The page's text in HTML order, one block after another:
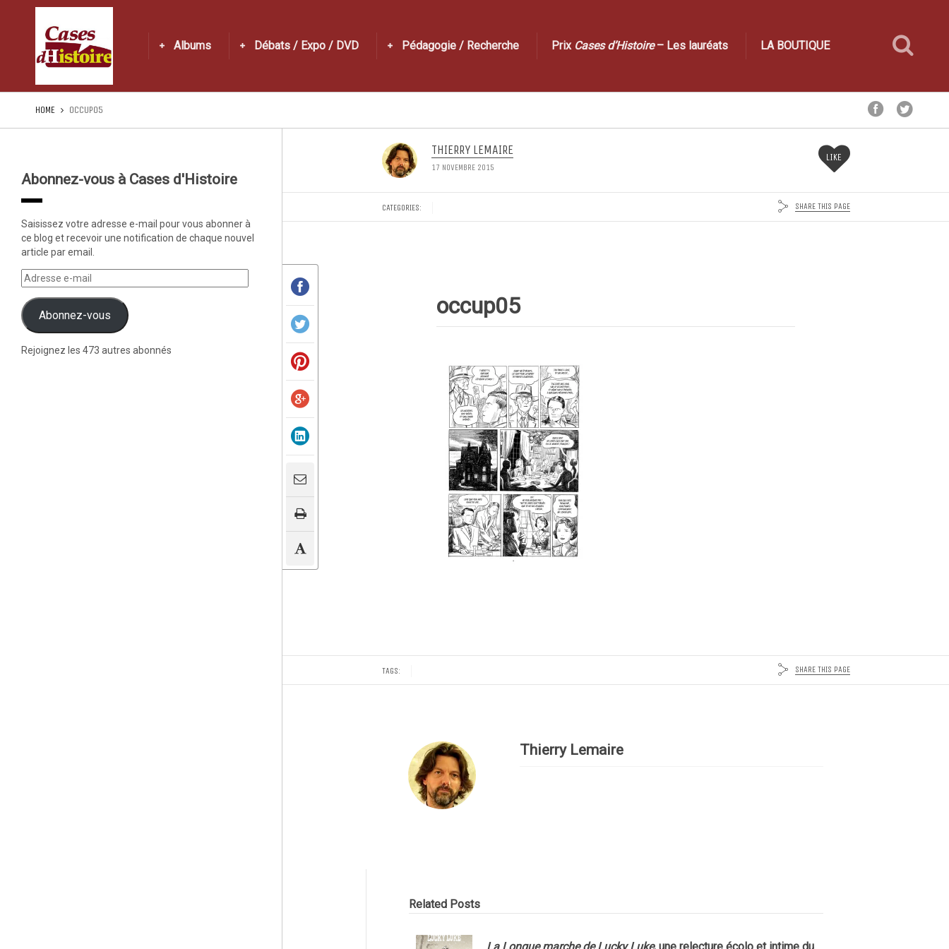
Albums Débats / Expo / DVD Pédagogie / Recherche Prix Cases d’Histoire– Les lauréats LA BOUTIQUE
HOME OCCUP05
Abonnez-vous à Cases d'Histoire
Saisissez votre adresse e-mail pour vous abonner à
ce blog et recevoir une notification de chaque nouvel
article par email.
Abonnez-vous
Rejoignez les 473 autres abonnés
THIERRY LEMAIRE
17 NOVEMBRE 2015
LIKE
CATEGORIES: SHARE THIS PAGE
occup05
TAGS: SHARE THIS PAGE
Thierry Lemaire
Related Posts